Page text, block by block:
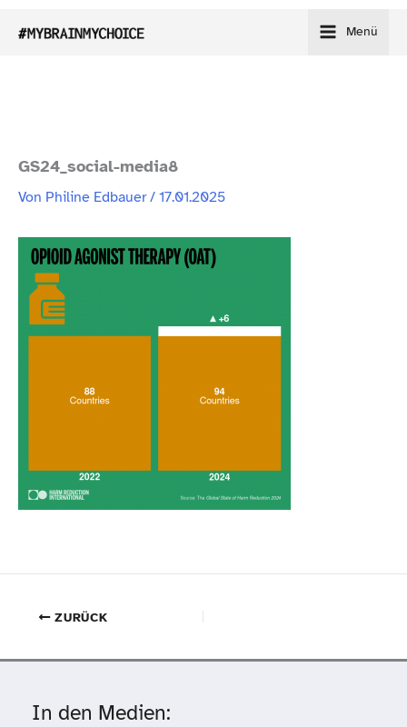
Inhalt
Menü
GS24_​social-​media8
Von Philine Edbauer/17.01.2025
ZURÜCK
In den Medien: